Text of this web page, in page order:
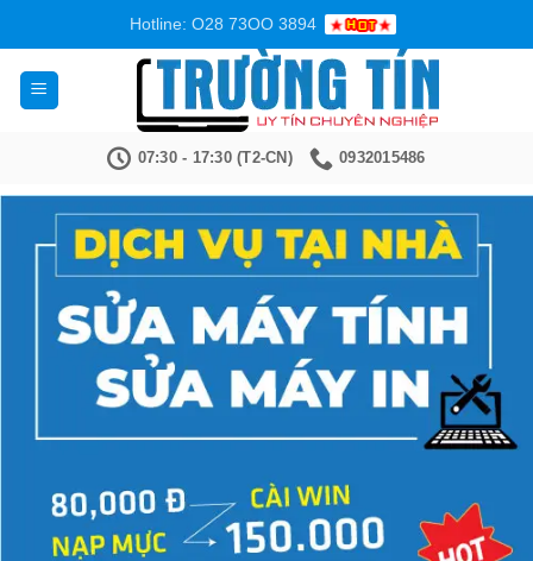
nội
dung
Hotline: O28 73OO 3894
07:30 - 17:30 (T2-CN) 0932015486